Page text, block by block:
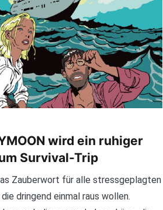
wird ein ruhiger
Survival-Trip
Zauberwort für alle stressgeplagten
die dringend einmal raus wollen.